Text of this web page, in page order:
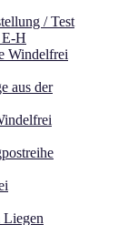
/ Test
H
Windelfrei
aus der
Liegen